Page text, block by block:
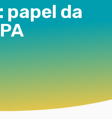
papel da